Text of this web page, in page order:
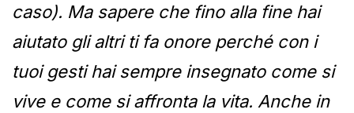
caso). Ma sapere che fino alla fine hai
aiutato gli altri ti fa onore perché con i
tuoi gesti hai sempre insegnato come si
vive e come si affronta la vita. Anche in